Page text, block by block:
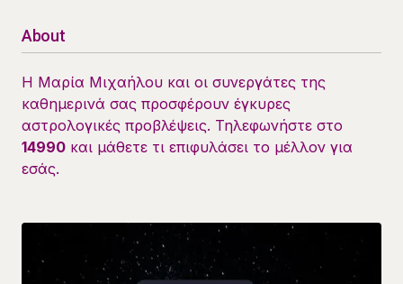
About
Η Μαρία Μιχαήλου και οι συνεργάτες της
καθημερινά σας προσφέρουν έγκυρες
αστρολογικές προβλέψεις. Τηλεφωνήστε στο
14990 και μάθετε τι επιφυλάσει το μέλλον για
εσάς.